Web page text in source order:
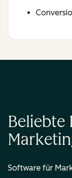
Beliebte
Software für